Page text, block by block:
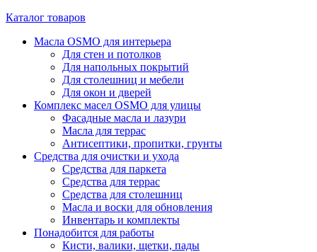
Каталог товаров
Масла OSMO для интерьера
Для стен и потолков
Для напольных покрытий
Для столешниц и мебели
Для окон и дверей
Комплекс масел OSMO для улицы
Фасадные масла и лазури
Масла для террас
Антисептики, пропитки, грунты
Средства для очистки и ухода
Средства для паркета
Средства для террас
Средства для столешниц
Масла и воски для обновления
Инвентарь и комплекты
Понадобится для работы
Кисти, валики, щетки, пады